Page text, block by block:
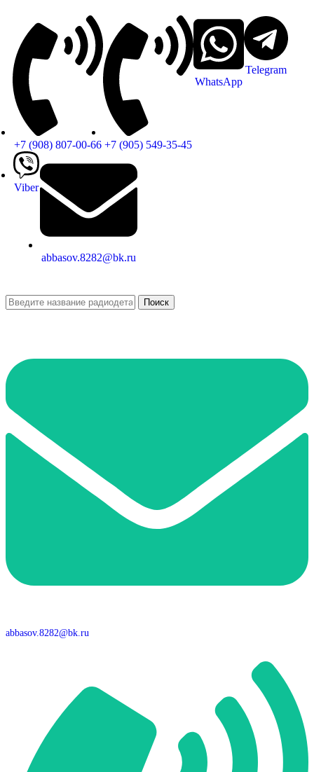
+7 (908) 807-00-66 +7 (905) 549-35-45
WhatsApp
Telegram
Viber
abbasov.8282@bk.ru
Поиск
abbasov.8282@bk.ru